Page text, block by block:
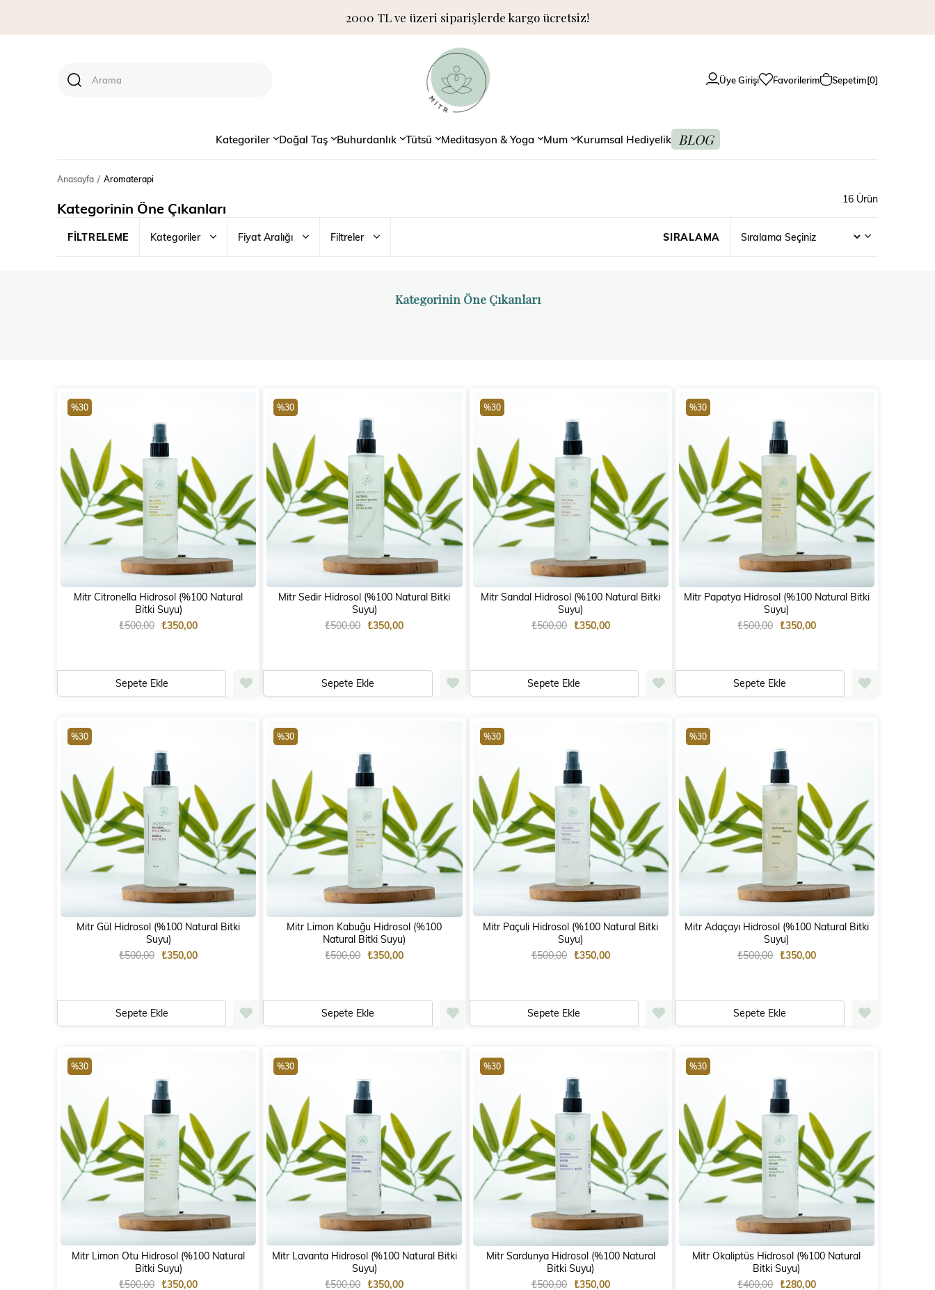
2000 TL ve üzeri siparişlerde kargo ücretsiz!
Üye Girişi Favorilerim Sepetim 0
Kategoriler Doğal Taş Buhurdanlık Tütsü Meditasyon & Yoga Mum Kurumsal Hediyelik BLOG
Anasayfa Aromaterapi
Kategorinin Öne Çıkanları
Kategoriler Fiyat Aralığı Filtreler
16 Ürün
Kategorinin Öne Çıkanları
Mitr Citronella Hidrosol (%100 Natural
Bitki Suyu)
₺350,00
₺500,00
Sepete Ekle
%30
Mitr Sedir Hidrosol (%100 Natural Bitki
Suyu)
₺350,00
₺500,00
Sepete Ekle
%30
Mitr Sandal Hidrosol (%100 Natural Bitki
Suyu)
₺350,00
₺500,00
Sepete Ekle
%30
Mitr Papatya Hidrosol (%100 Natural Bitki
Suyu)
₺350,00
₺500,00
Sepete Ekle
%30
Mitr Gül Hidrosol (%100 Natural Bitki
Suyu)
₺350,00
₺500,00
Sepete Ekle
%30
Mitr Limon Kabuğu Hidrosol (%100
Natural Bitki Suyu)
₺350,00
₺500,00
Sepete Ekle
%30
Mitr Paçuli Hidrosol (%100 Natural Bitki
Suyu)
₺350,00
₺500,00
Sepete Ekle
%30
Mitr Adaçayı Hidrosol (%100 Natural Bitki
Suyu)
₺350,00
₺500,00
Sepete Ekle
%30
Mitr Limon Otu Hidrosol (%100 Natural
Bitki Suyu)
₺350,00
₺500,00
%30
Mitr Lavanta Hidrosol (%100 Natural Bitki
Suyu)
₺350,00
₺500,00
%30
Mitr Sardunya Hidrosol (%100 Natural
Bitki Suyu)
₺350,00
₺500,00
%30
Mitr Okaliptüs Hidrosol (%100 Natural
Bitki Suyu)
₺280,00
₺400,00
%30